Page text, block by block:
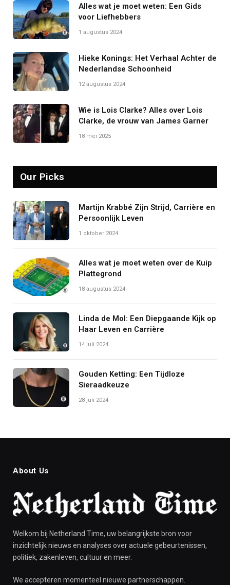
Alles wat je moet weten: Een Gids
voor Liefhebbers
1 augustus 2024
Hieke Konings: Het Verhaal Achter de
Nederlandse Schoonheid
12 augustus 2024
Wie is Lois Clarke? Alles over Lois
Clarke, de vrouw van James Garner
18 mei 2025
Our Picks
Martijn Krabbé Zijn Strijd, Carrière en
Persoonlijk Leven
1 oktober 2024
Alles wat je moet weten over de Kuip
Plattegrond
18 augustus 2024
Linda de Mol: Een Diepgaande Kijk op
Haar Leven en Carrière
14 juli 2024
Gouden Ketting: Een Tijdloze
Sieraadkeuze
28 juli 2024
About Us
Welkom bij Netherland Time, uw belangrijkste bron voor
inzichtelijk nieuws en analyses over actuele gebeurtenissen,
politiek, zakenleven, cultuur en meer.
We accepteren momenteel nieuwe partnerschappen.